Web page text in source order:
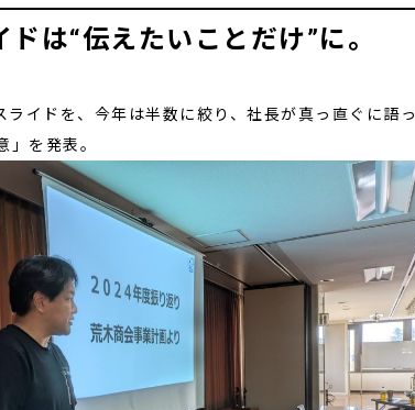
は“伝えたいことだけ”に。
イドを、今年は半数に絞り、社長が真っ直ぐに語っ
」を発表。